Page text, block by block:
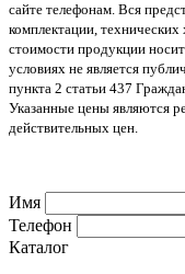
сайте телефонам. Вся
комплектации,
стоимости продукции
условиях не является
пункта 2 статьи 437
Указанные цены являются
действительных цен.
Имя
Телефон
Каталог